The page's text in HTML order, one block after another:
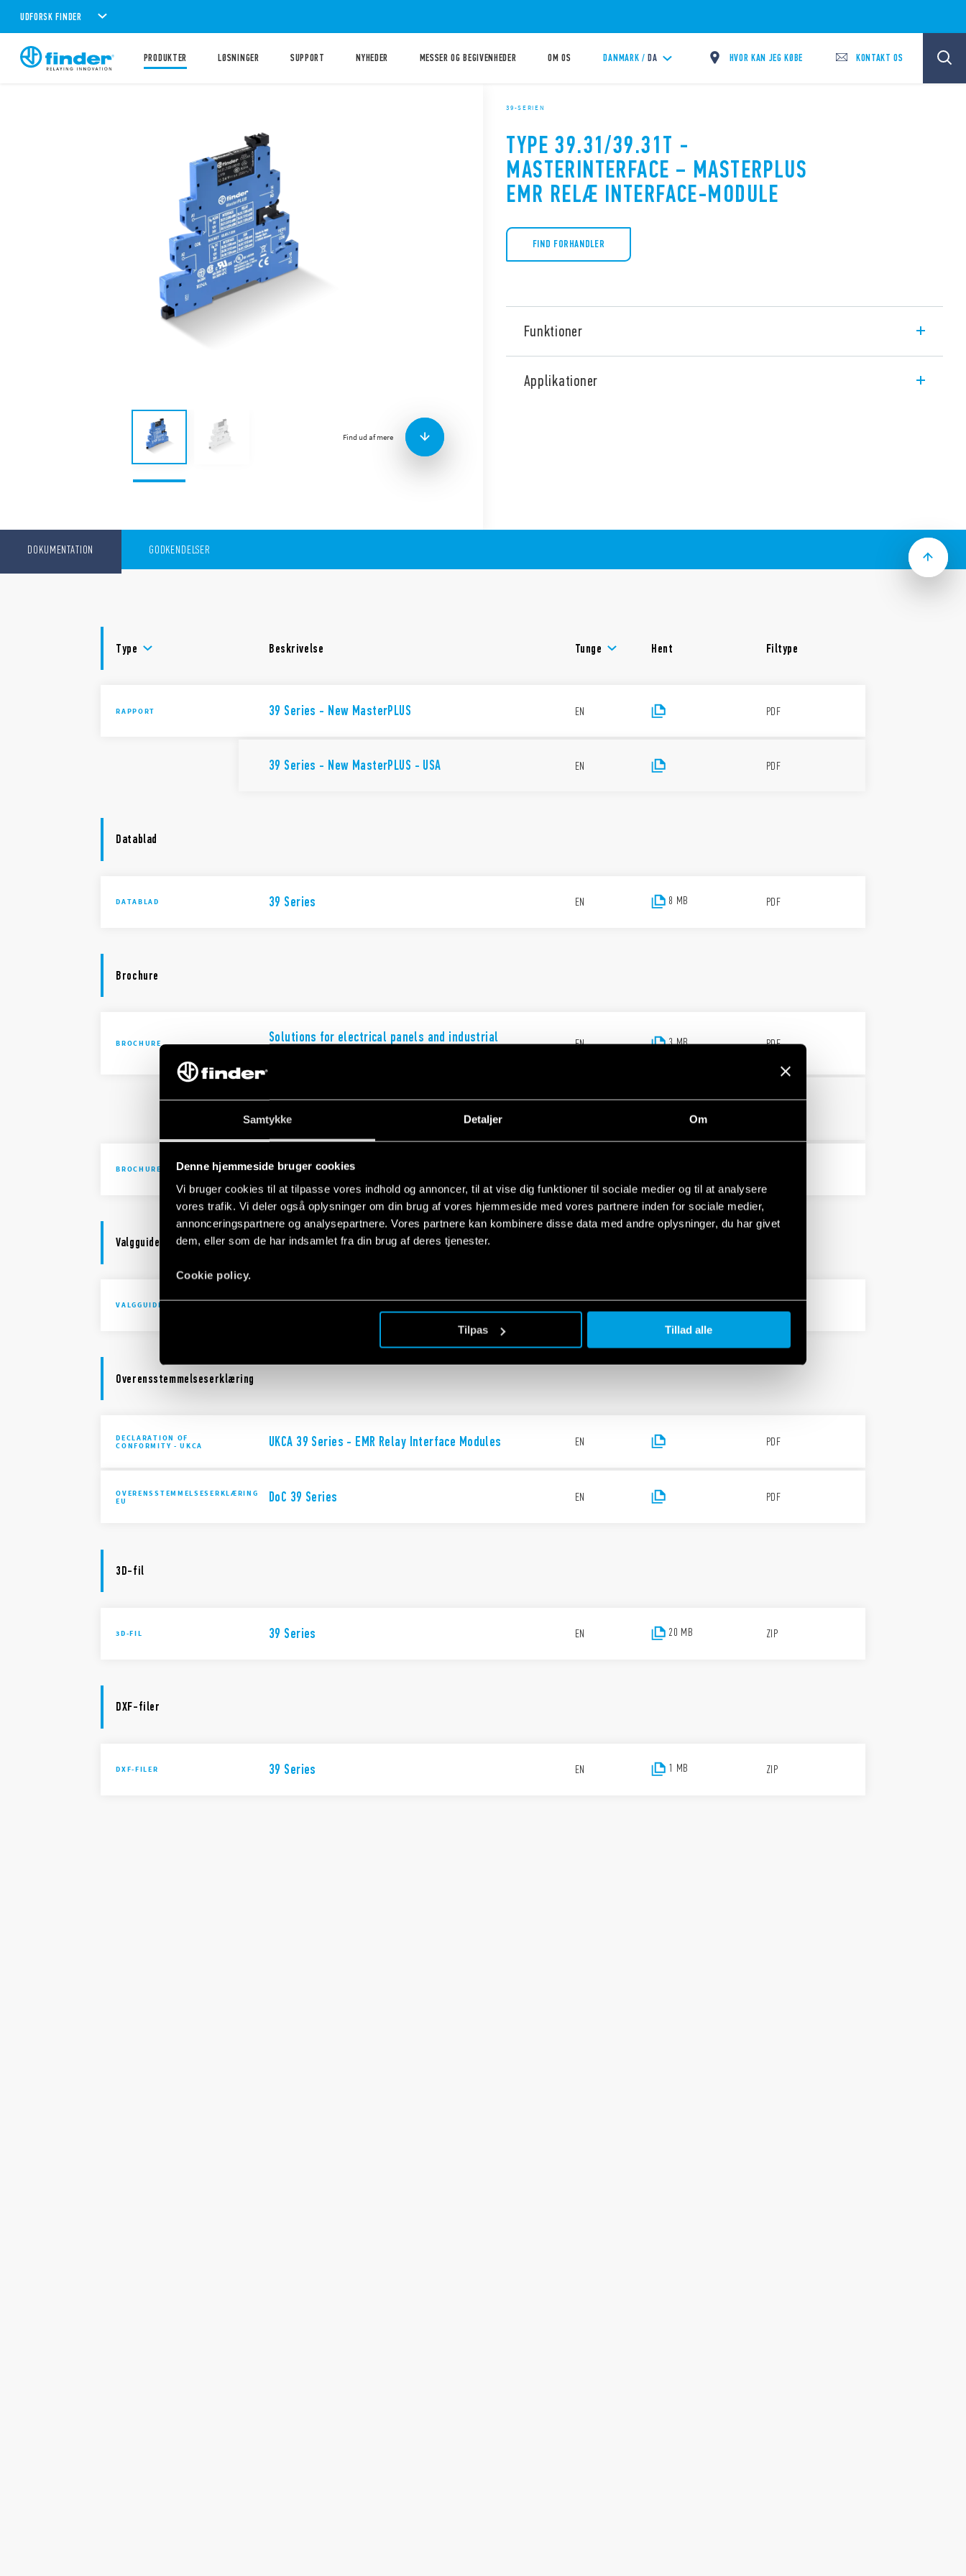
Samtykke Detaljer Om
Denne hjemmeside bruger cookies
Vi bruger cookies til at tilpasse vores indhold og annoncer, til at vise dig funktioner til sociale medier og til at analysere
vores trafik. Vi deler også oplysninger om din brug af vores hjemmeside med vores partnere inden for sociale medier,
annonceringspartnere og analysepartnere. Vores partnere kan kombinere disse data med andre oplysninger, du har givet
dem, eller som de har indsamlet fra din brug af deres tjenester.
Cookie policy.
Tilpas Tillad alle
UDFORSK FINDER
PRODUKTER LØSNINGER SUPPORT NYHEDER MESSER OG BEGIVENHEDER OM OS DANMARK / DA HVOR KAN JEG KØBE KONTAKT OS
Find ud af mere
39-SERIEN
TYPE 39.31/39.31T -
MASTERINTERFACE – MASTERPLUS
EMR RELÆ INTERFACE-MODULE
FIND FORHANDLER
Funktioner
CO – 6 A. Accepterer sikringsholdermodul, der muliggør beskyttelse
af udgangskredsløbet – der sparer plads. Bredde 6,2 mm.
Applikationer
DOKUMENTATION GODKENDELSER
Type Beskrivelse Tunge Hent Filtype
RAPPORT 39 Series - New MasterPLUS EN PDF
39 Series - New MasterPLUS - USA EN PDF
Datablad
DATABLAD 39 Series EN 8 MB PDF
Brochure
BROCHURE Solutions for electrical panels and industrial
automation EN 3 MB PDF
Solutions for electrical panels and industrial
automation
BROCHURE Brochure Industrial applications
Valgguide
VALGGUIDE 39 Series - MasterINTERFACE EN PDF
Overensstemmelseserklæring
DECLARATION OF
CONFORMITY - UKCA
UKCA 39 Series - EMR Relay Interface Modules EN PDF
OVERENSSTEMMELSESERKLÆRING
EU
DoC 39 Series EN PDF
3D-fil
3D-FIL 39 Series EN 20 MB ZIP
DXF-filer
DXF-FILER 39 Series EN 1 MB ZIP